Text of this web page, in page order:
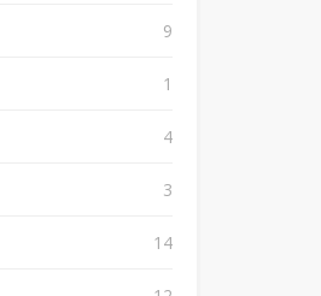
9
1
4
3
14